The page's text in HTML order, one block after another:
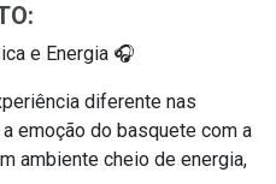
e Energia 🎧
diferente nas
emoção do basquete com a
ambiente cheio de energia,